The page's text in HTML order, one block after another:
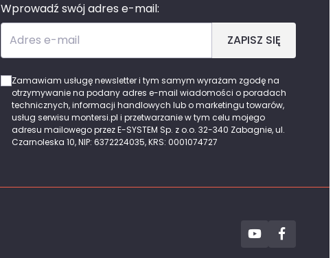
Wprowadź swój adres e-mail:
Adres e-mail
ZAPISZ SIĘ
Zamawiam usługę newsletter i tym samym wyrażam zgodę na
otrzymywanie na podany adres e-mail wiadomości o poradach
technicznych, informacji handlowych lub o marketingu towarów,
usług serwisu montersi.pl i przetwarzanie w tym celu mojego
adresu mailowego przez E-SYSTEM Sp. z o.o. 32-340 Zabagnie, ul.
Czarnoleska 10, NIP: 6372224035, KRS: 0001074727